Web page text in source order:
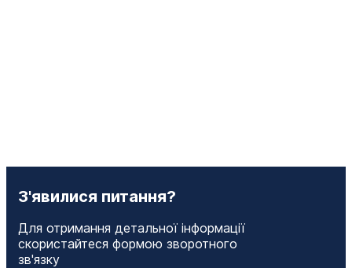
З'явилися питання?
Для отримання детальної інформації
скористайтеся формою зворотного
зв'язку